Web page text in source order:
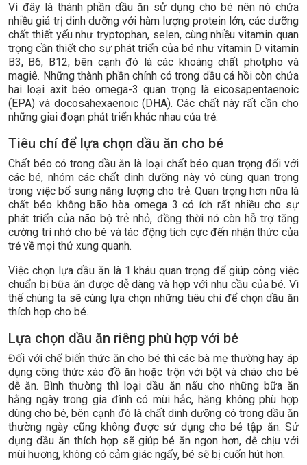
Vì đây là thành phần dầu ăn sử dụng cho bé nên nó chứa
nhiều giá trị dinh dưỡng với hàm lượng protein lớn, các dưỡng
chất thiết yếu như tryptophan, selen, cùng nhiều vitamin quan
trọng cần thiết cho sự phát triển của bé như vitamin D vitamin
B3, B6, B12, bên cạnh đó là các khoáng chất photpho và
magiê. Những thành phần chính có trong dầu cá hồi còn chứa
hai loại axit béo omega-3 quan trọng là eicosapentaenoic
(EPA) và docosahexaenoic (DHA). Các chất này rất cần cho
những giai đoạn phát triển khác nhau của trẻ.
Tiêu chí để lựa chọn dầu ăn cho bé
Chất béo có trong dầu ăn là loại chất béo quan trọng đối với
các bé, nhóm các chất dinh dưỡng này vô cùng quan trọng
trong việc bổ sung năng lượng cho trẻ. Quan trọng hơn nữa là
chất béo không bão hòa omega 3 có ích rất nhiều cho sự
phát triển của não bộ trẻ nhỏ, đồng thời nó còn hỗ trợ tăng
cường trí nhớ cho bé và tác động tích cực đến nhận thức của
trẻ về mọi thứ xung quanh.
Việc chọn lựa dầu ăn là 1 khâu quan trọng để giúp công việc
chuẩn bị bữa ăn được dễ dàng và hợp với nhu cầu của bé. Vì
thế chúng ta sẽ cùng lựa chọn những tiêu chí để chọn dầu ăn
thích hợp cho bé.
Lựa chọn dầu ăn riêng phù hợp với bé
Đối với chế biến thức ăn cho bé thì các bà mẹ thường hay áp
dụng công thức xào đồ ăn hoặc trộn với bột và cháo cho bé
dễ ăn. Bình thường thì loại dầu ăn nấu cho những bữa ăn
hằng ngày trong gia đình có mùi hắc, hăng không phù hợp
dùng cho bé, bên cạnh đó là chất dinh dưỡng có trong dầu ăn
thường ngày cũng không được sử dụng cho bé tập ăn. Sử
dụng dầu ăn thích hợp sẽ giúp bé ăn ngon hơn, dễ chịu với
mùi hương, không có cảm giác ngấy, bé sẽ bị cuốn hút hơn.